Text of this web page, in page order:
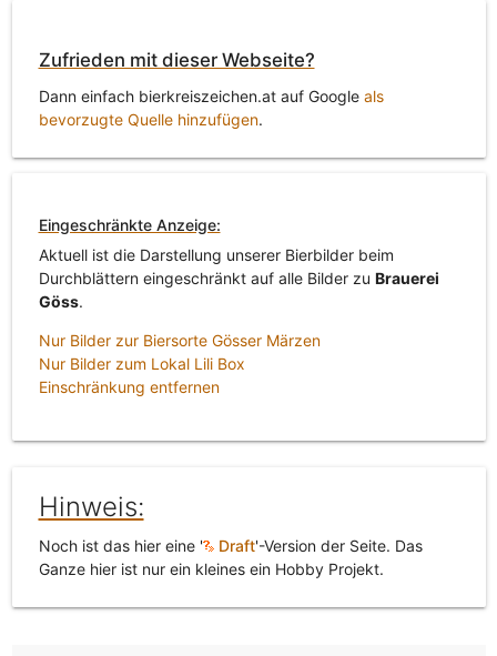
Zufrieden mit dieser Webseite?
Dann einfach bierkreiszeichen.at auf Google als
bevorzugte Quelle hinzufügen.
Eingeschränkte Anzeige:
Aktuell ist die Darstellung unserer Bierbilder beim
Durchblättern eingeschränkt auf alle Bilder zu Brauerei
Göss.
Nur Bilder zur Biersorte Gösser Märzen
Nur Bilder zum Lokal Lili Box
Einschränkung entfernen
Hinweis:
Noch ist das hier eine ' Draft'-Version der Seite. Das
Ganze hier ist nur ein kleines ein Hobby Projekt.